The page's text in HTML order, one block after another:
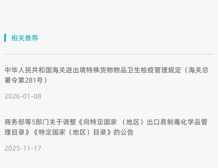
相关推荐
中华人民共和国海关进出境特殊货物物品卫生检疫管理规定（海关总
署令第281号）
2026-01-08
商务部等5部门关于调整《向特定国家 （地区）出口易制毒化学品管
理目录》《特定国家（地区）目录》的公告
2025-11-17